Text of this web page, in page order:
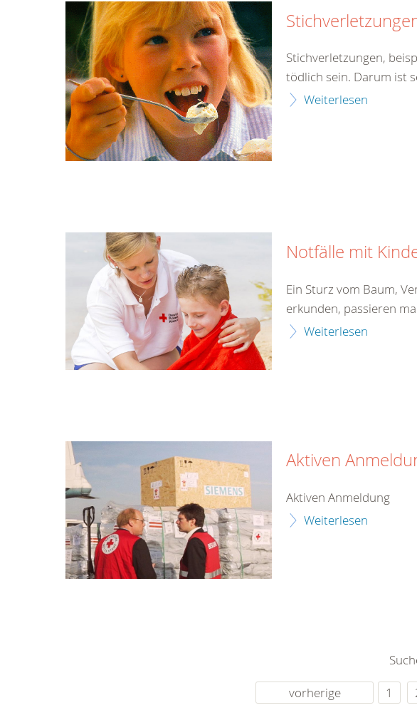
Stichverletzungen,
tödlich sein. Darum ist
Weiterlesen
Notfälle mit
Ein Sturz vom Baum,
erkunden, passieren
Weiterlesen
Aktiven
Aktiven Anmeldung
Weiterlesen
vorherige
1